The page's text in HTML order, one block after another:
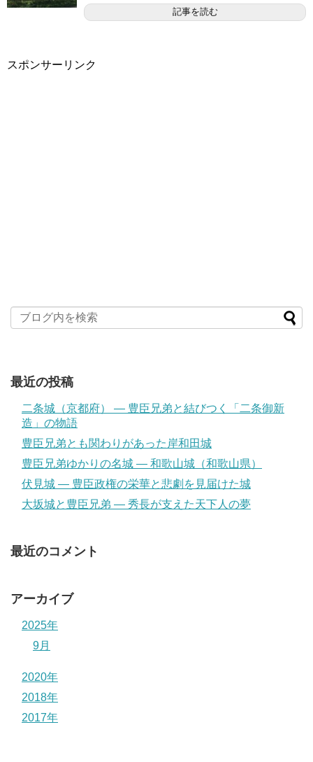
記事を読む
スポンサーリンク
最近の投稿
二条城（京都府） ― 豊臣兄弟と結びつく「二条御新
造」の物語
豊臣兄弟とも関わりがあった岸和田城
豊臣兄弟ゆかりの名城 ― 和歌山城（和歌山県）
伏見城 ― 豊臣政権の栄華と悲劇を見届けた城
大坂城と豊臣兄弟 ― 秀長が支えた天下人の夢
最近のコメント
アーカイブ
2025年
9月
2020年
2018年
2017年